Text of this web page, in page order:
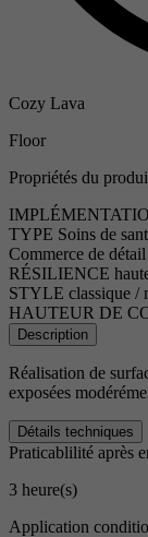
Cozy Lava
Floor
Propriétés du
TYPE Soins de
Commerce de détail
RÉSILIENCE
STYLE classique /
HAUTEUR DE
Description
Réalisation de
exposées
Détails techniques
Praticablilité après
3 heure(s)
Application